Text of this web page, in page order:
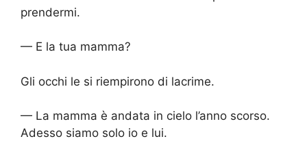
prendermi.
— E la tua mamma?
Gli occhi le si riempirono di lacrime.
— La mamma è andata in cielo l’anno scorso.
Adesso siamo solo io e lui.